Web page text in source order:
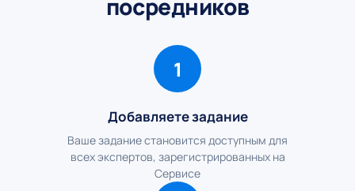
посредников
1
Добавляете задание
Ваше задание становится доступным для
всех экспертов, зарегистрированных на
Сервисе